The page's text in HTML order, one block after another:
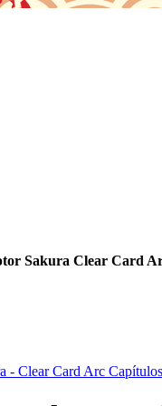
Sakura Clear Card
- Clear Card Arc Capítulos